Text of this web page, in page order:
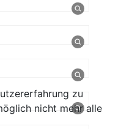
zu
nicht mehr alle